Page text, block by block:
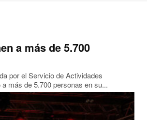
a más de 5.700
por el Servicio de Actividades
más de 5.700 personas en su...